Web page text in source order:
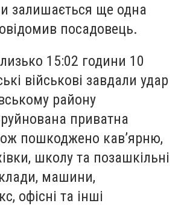
залишається ще одна
посадовець.
15:02 години 10
військові завдали удар
району
приватна
пошкоджено кав’ярню,
школу та позашкільні
машини,
офісні та інші